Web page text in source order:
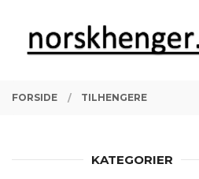
innholdet
PRODUKTER
FORSIDE TILHENGERE
KATEGORIER